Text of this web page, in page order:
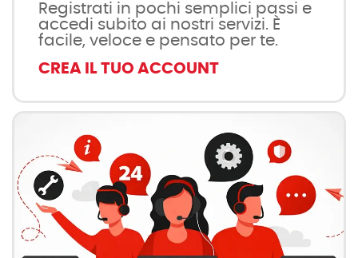
Registrati in pochi semplici passi e
accedi subito ai nostri servizi. È
facile, veloce e pensato per te.
CREA IL TUO ACCOUNT